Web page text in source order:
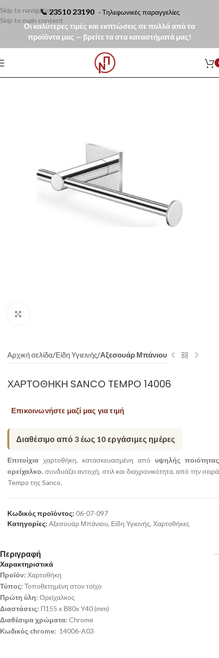
📞23510 23190 · Τηλεφωνικές παραγγελίες
Οι καλύτερες τιμές και εκπτώσεις σε πολλά από τα
προϊόντα μας — βρείτε τα στα καταστήματά μας!
Skip to navigation
Skip to main content
Αρχική σελίδα Είδη Υγιεινής Αξεσουάρ Μπάνιου
ΧΑΡΤΟΘΉΚΗ SANCO TEMPO 14006
Επικοινωνήστε μαζί μας για τιμή
Διαθέσιμο από 3 έως 10 εργάσιμες ημέρες
Επιτοίχια χαρτοθήκη, κατασκευασμένη από υψηλής ποιότητας
ορείχαλκο, συνδυάζει αντοχή, στιλ και διαχρονικότητα, από την σειρά
Tempo της Sanco.
Κωδικός προϊόντος: 06-07-097
Κατηγορίες: Αξεσουάρ Μπάνιου, Είδη Υγιεινής, Χαρτοθήκες
Περιγραφή
Χαρακτηριστικά
Προϊόν: Χαρτοθήκη
Τύπος: Τοποθετημένη στον τοίχο
Πρώτη ύλη: Ορείχαλκος
Διαστάσεις: Π155 x Β80x Υ40 (mm)
Διαθέσιμα χρώματα: Chrome
Κωδικός chrome: 14006-A03